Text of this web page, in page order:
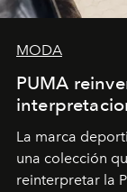
MODA
PUMA
La marca
una colección
reinterpretar la